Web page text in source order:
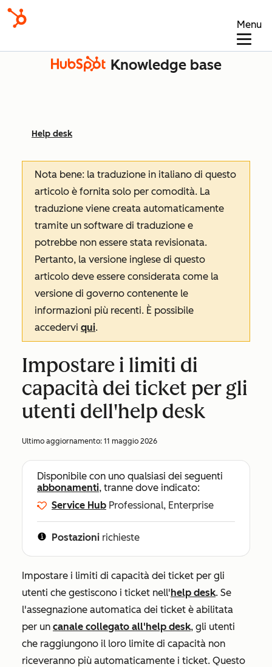
Menu
Knowledge base
Help desk
Nota bene: la traduzione in italiano di questo
articolo è fornita solo per comodità. La
traduzione viene creata automaticamente
tramite un software di traduzione e
potrebbe non essere stata revisionata.
Pertanto, la versione inglese di questo
articolo deve essere considerata come la
versione di governo contenente le
informazioni più recenti. È possibile
accedervi qui.
Impostare i limiti di
capacità dei ticket per gli
utenti dell'help desk
Ultimo aggiornamento: 11 maggio 2026
Disponibile con uno qualsiasi dei seguenti
abbonamenti, tranne dove indicato:
Service Hub Professional, Enterprise
Postazioni richieste
Impostare i limiti di capacità dei ticket per gli
utenti che gestiscono i ticket nell'help desk. Se
l'assegnazione automatica dei ticket è abilitata
per un canale collegato all'help desk, gli utenti
che raggiungono il loro limite di capacità non
riceveranno più automaticamente i ticket. Questo